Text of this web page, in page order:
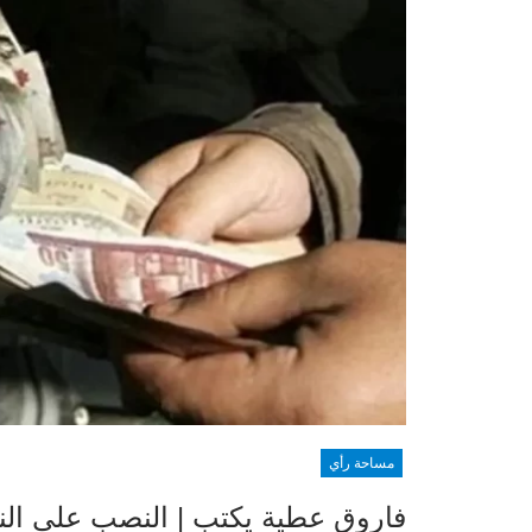
مساحة رأي
فاروق عطية يكتب | النصب على